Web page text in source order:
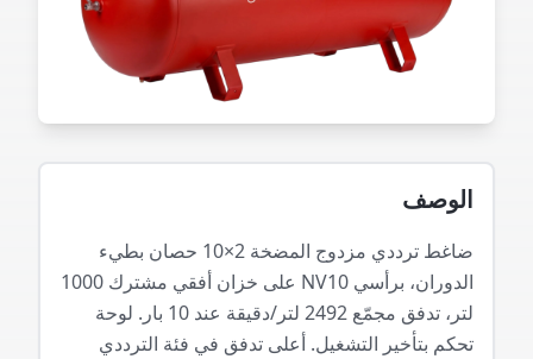
الوصف
ضاغط ترددي مزدوج المضخة 2×10 حصان بطيء
الدوران، برأسي NV10 على خزان أفقي مشترك 1000
لتر، تدفق مجمّع 2492 لتر/دقيقة عند 10 بار. لوحة
تحكم بتأخير التشغيل. أعلى تدفق في فئة الترددي